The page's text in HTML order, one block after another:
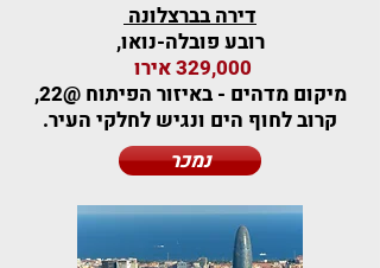
דירה בברצלונה
רובע פובלה-נואו,
329,000 אירו
מיקום מדהים - באיזור הפיתוח @22,
קרוב לחוף הים ונגיש לחלקי העיר.
נמכר